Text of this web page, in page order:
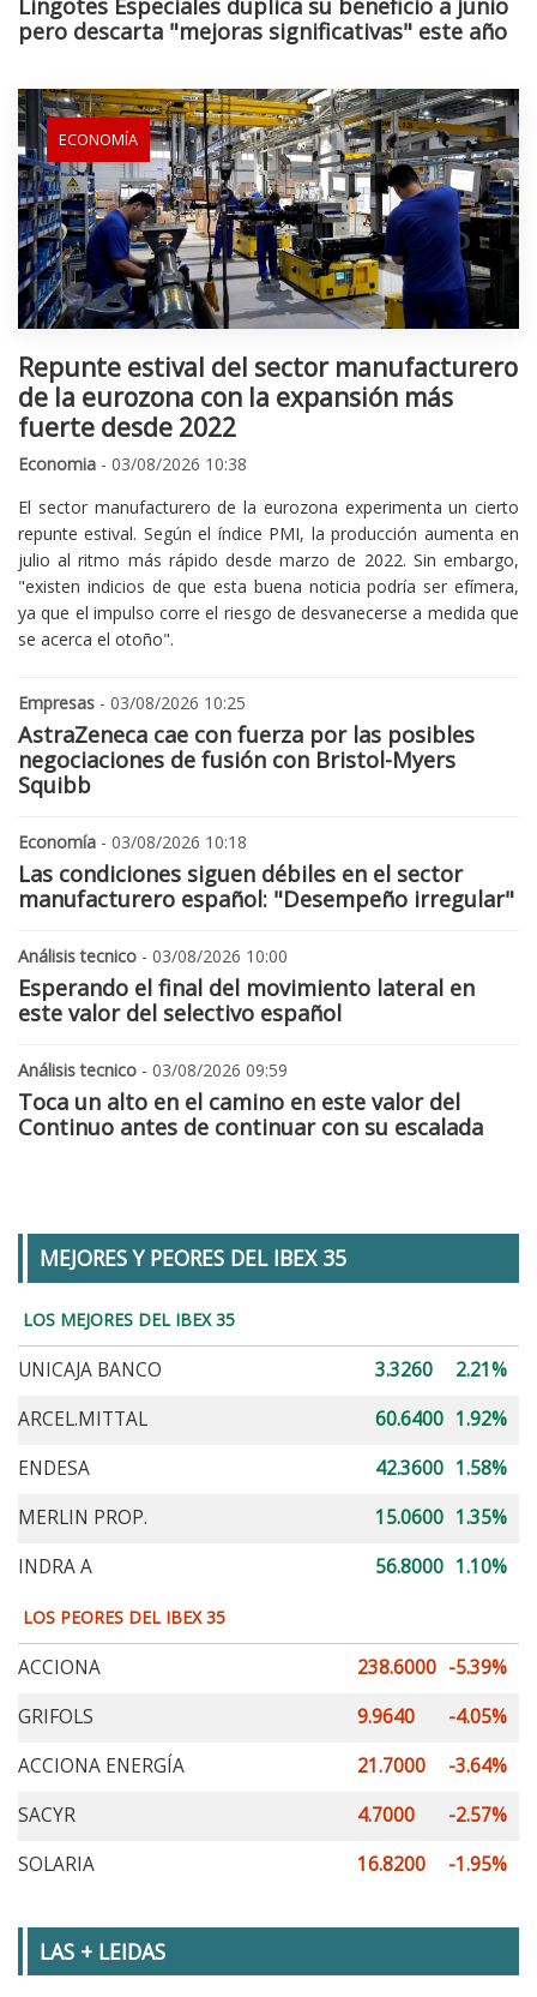
Lingotes Especiales duplica su beneficio a junio
pero descarta "mejoras significativas" este año
ECONOMÍA
Repunte estival del sector manufacturero
de la eurozona con la expansión más
fuerte desde 2022
Economia - 03/08/2026 10:38
El sector manufacturero de la eurozona experimenta un cierto
repunte estival. Según el índice PMI, la producción aumenta en
julio al ritmo más rápido desde marzo de 2022. Sin embargo,
"existen indicios de que esta buena noticia podría ser efímera,
ya que el impulso corre el riesgo de desvanecerse a medida que
se acerca el otoño".
Empresas - 03/08/2026 10:25
AstraZeneca cae con fuerza por las posibles
negociaciones de fusión con Bristol-Myers
Squibb
Economía - 03/08/2026 10:18
Las condiciones siguen débiles en el sector
manufacturero español: "Desempeño irregular"
Análisis tecnico - 03/08/2026 10:00
Esperando el final del movimiento lateral en
este valor del selectivo español
Análisis tecnico - 03/08/2026 09:59
Toca un alto en el camino en este valor del
Continuo antes de continuar con su escalada
MEJORES Y PEORES DEL IBEX 35
LOS MEJORES DEL IBEX 35
UNICAJA BANCO 3.3260
2.21%
ARCEL.MITTAL
60.6400 1.92%
ENDESA
42.3600 1.58%
MERLIN PROP.
15.0600 1.35%
INDRA A
56.8000 1.10%
LOS PEORES DEL IBEX 35
ACCIONA 238.6000 -5.39%
GRIFOLS
9.9640
-4.05%
ACCIONA ENERGÍA
21.7000
-3.64%
SACYR
4.7000
-2.57%
SOLARIA
16.8200 -1.95%
LAS + LEIDAS